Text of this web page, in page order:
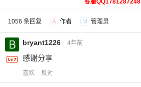
1056 条回复 A 作者 M 管理员
bryant1226 4年前
感谢分享
喜欢 反对